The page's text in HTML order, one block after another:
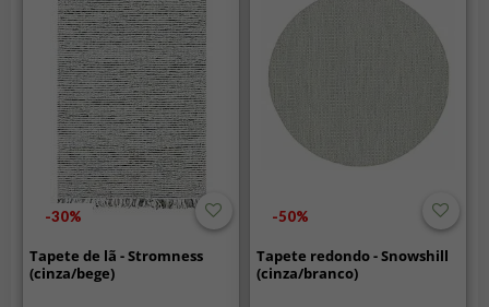
-30%
Tapete de lã - Stromness
(cinza/bege)
-50%
Tapete redondo - Snowshill
(cinza/branco)